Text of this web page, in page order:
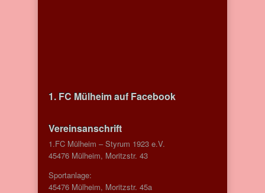
1. FC Mülheim auf Facebook
Vereinsanschrift
1.FC Mülheim – Styrum 1923 e.V.
45476 Mülheim, Moritzstr. 43
Sportanlage:
45476 Mülheim, Moritzstr. 45a